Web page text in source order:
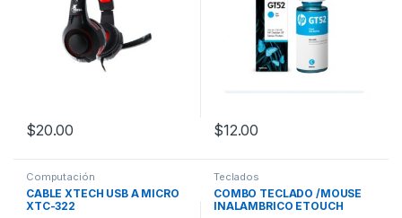
$20.00 $12.00
Computación
CABLE XTECH USB A MICRO
XTC-322
Teclados
COMBO TECLADO /MOUSE
INALAMBRICO ETOUCH